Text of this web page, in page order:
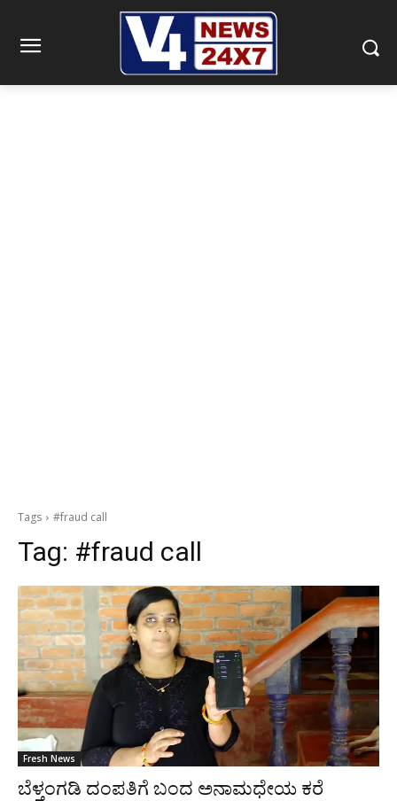
Tags #fraud call
Tag: #fraud call
Fresh News
ಬೆಳ್ತಂಗಡಿ ದಂಪತಿಗೆ ಬಂದ ಅನಾಮಧೇಯ ಕರೆ